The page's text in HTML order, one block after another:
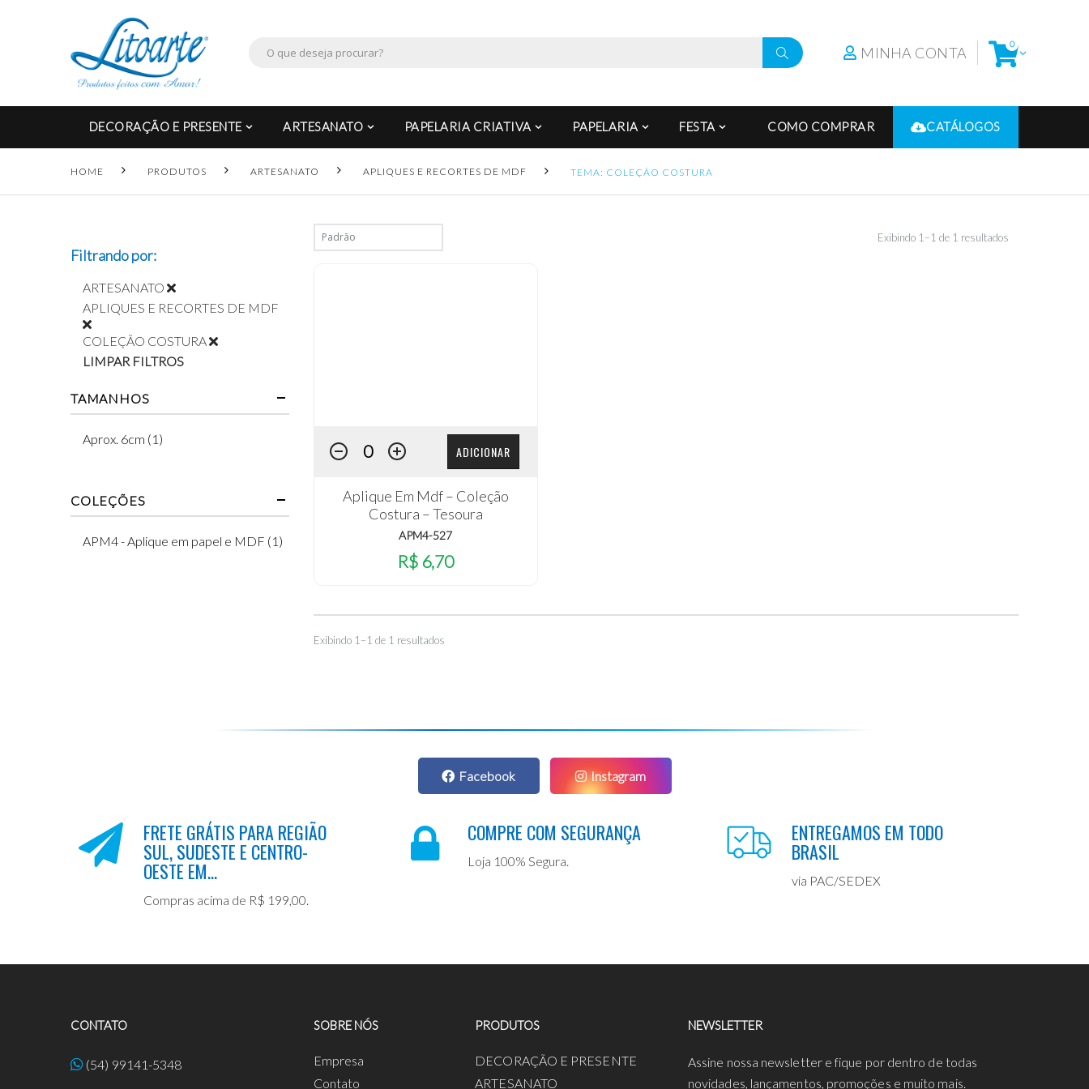
MINHA CONTA 0
DECORAÇÃO E PRESENTE ARTESANATO PAPELARIA CRIATIVA PAPELARIA FESTA COMO COMPRAR CATÁLOGOS
HOME PRODUTOS ARTESANATO APLIQUES E RECORTES DE MDF TEMA: COLEÇÃO COSTURA
Exibindo 1–1 de 1 resultados
ADICIONAR
Aplique Em Mdf – Coleção
Costura – Tesoura
APM4-527
R$ 6,70
Exibindo 1–1 de 1 resultados
Filtrando por:
ARTESANATO
APLIQUES E RECORTES DE MDF
COLEÇÃO COSTURA
LIMPAR FILTROS
TAMANHOS
Aprox. 6cm (1)
COLEÇÕES
APM4 - Aplique em papel e MDF (1)
Facebook Instagram
FRETE GRÁTIS PARA REGIÃO
SUL, SUDESTE E CENTRO-
OESTE EM...
Compras acima de R$ 199,00.
COMPRE COM SEGURANÇA
Loja 100% Segura.
ENTREGAMOS EM TODO
BRASIL
via PAC/SEDEX
CONTATO
(54) 99141-5348
SOBRE NÓS
Empresa
Contato
PRODUTOS
DECORAÇÃO E PRESENTE
ARTESANATO
NEWSLETTER
Assine nossa newsletter e fique por dentro de todas
novidades, lançamentos, promoções e muito mais.